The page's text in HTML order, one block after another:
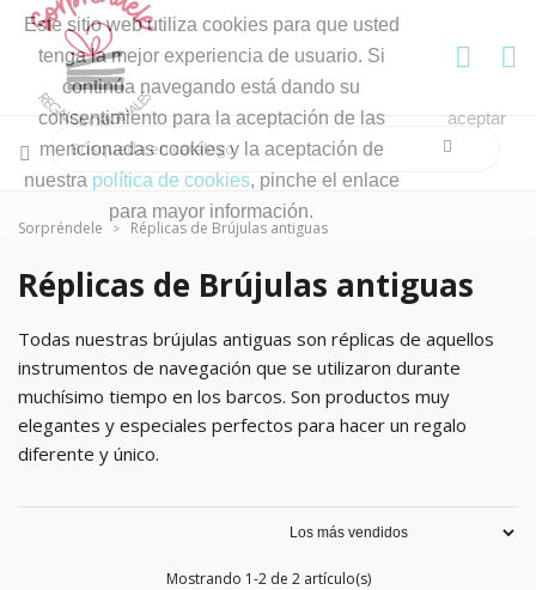
Este sitio web utiliza cookies para que usted
tenga la mejor experiencia de usuario. Si
continúa navegando está dando su
consentimiento para la aceptación de las
mencionadas cookies y la aceptación de
nuestra política de cookies, pinche el enlace
para mayor información.
aceptar
Sorpréndele Réplicas de Brújulas antiguas
Réplicas de Brújulas antiguas
Todas nuestras brújulas antiguas son réplicas de aquellos
instrumentos de navegación que se utilizaron durante
muchísimo tiempo en los barcos. Son productos muy
elegantes y especiales perfectos para hacer un regalo
diferente y único.
Mostrando 1-2 de 2 artículo(s)